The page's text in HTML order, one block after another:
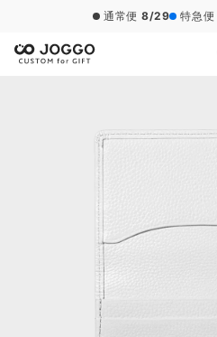
通常便 8/29 特急便